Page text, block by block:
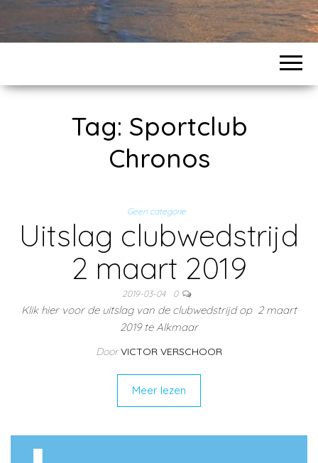
Tag: Sportclub
Chronos
Geen categorie
Uitslag clubwedstrijd
2 maart 2019
2019-03-04 0
Klik hier voor de uitslag van de clubwedstrijd op 2 maart
2019 te Alkmaar
Door VICTOR VERSCHOOR
Meer lezen